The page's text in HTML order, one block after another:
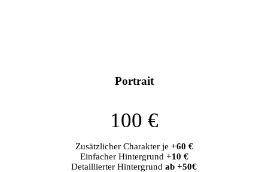
Portrait
100 €
Zusätzlicher Charakter je +60 €
Einfacher Hintergrund +10 €
Detaillierter Hintergrund ab +50€